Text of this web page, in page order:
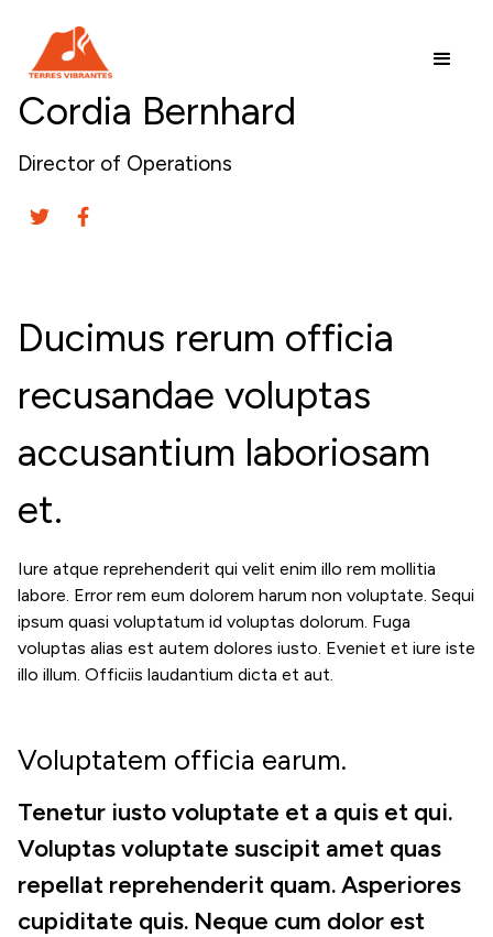
Cordia Bernhard
Director of Operations
Ducimus rerum officia
recusandae voluptas
accusantium laboriosam
et.
Iure atque reprehenderit qui velit enim illo rem mollitia
labore. Error rem eum dolorem harum non voluptate. Sequi
ipsum quasi voluptatum id voluptas dolorum. Fuga
voluptas alias est autem dolores iusto. Eveniet et iure iste
illo illum. Officiis laudantium dicta et aut.
Voluptatem officia earum.
Tenetur iusto voluptate et a quis et qui.
Voluptas voluptate suscipit amet quas
repellat reprehenderit quam. Asperiores
cupiditate quis. Neque cum dolor est